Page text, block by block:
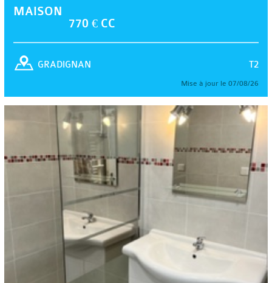
MAISON
770 € CC
T2
GRADIGNAN
Mise à jour le 07/08/26